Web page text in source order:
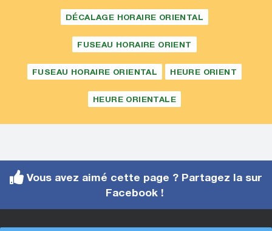
DÉCALAGE HORAIRE ORIENTAL
FUSEAU HORAIRE ORIENT
FUSEAU HORAIRE ORIENTAL HEURE ORIENT
HEURE ORIENTALE
Vous avez aimé cette page ? Partagez la sur
Facebook !